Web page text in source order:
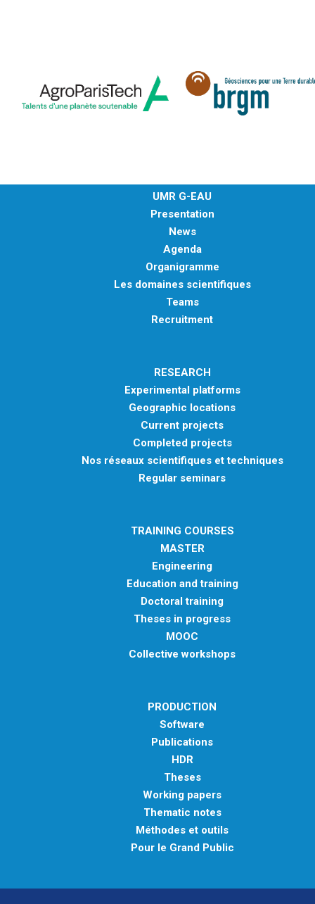
UMR G-EAU
Presentation
News
Agenda
Organigramme
Les domaines scientifiques
Teams
Recruitment
RESEARCH
Experimental platforms
Geographic locations
Current projects
Completed projects
Nos réseaux scientifiques et techniques
Regular seminars
TRAINING COURSES
MASTER
Engineering
Education and training
Doctoral training
Theses in progress
MOOC
Collective workshops
PRODUCTION
Software
Publications
HDR
Theses
Working papers
Thematic notes
Méthodes et outils
Pour le Grand Public